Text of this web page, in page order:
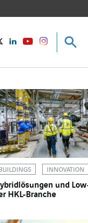
TwitterLinkedInYoutubeinstagram
INNOVATION
und
HKL-Branche